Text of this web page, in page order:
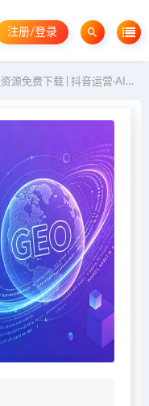
注册/登录
载 | 抖音运营·AI教程·GEO优化